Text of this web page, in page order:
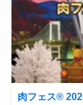
肉フェス®